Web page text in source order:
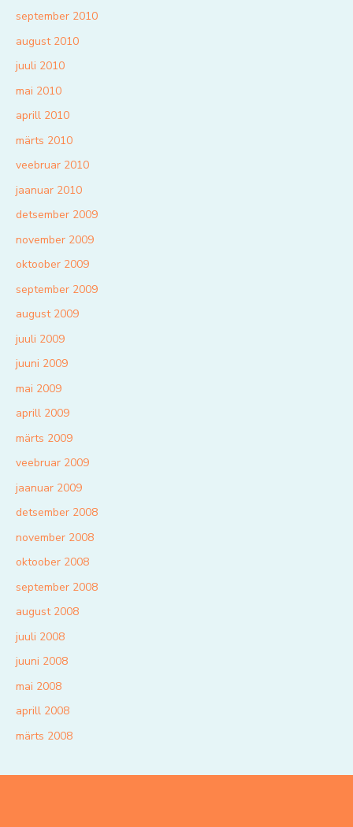
september 2010
august 2010
juuli 2010
mai 2010
aprill 2010
märts 2010
veebruar 2010
jaanuar 2010
detsember 2009
november 2009
oktoober 2009
september 2009
august 2009
juuli 2009
juuni 2009
mai 2009
aprill 2009
märts 2009
veebruar 2009
jaanuar 2009
detsember 2008
november 2008
oktoober 2008
september 2008
august 2008
juuli 2008
juuni 2008
mai 2008
aprill 2008
märts 2008